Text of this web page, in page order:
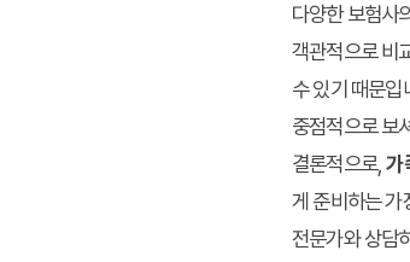
다양한 보험사
객관적으로 비
수 있기 때문
중점적으로 보
결론적으로,가
게 준비하는 가
전문가와 상담